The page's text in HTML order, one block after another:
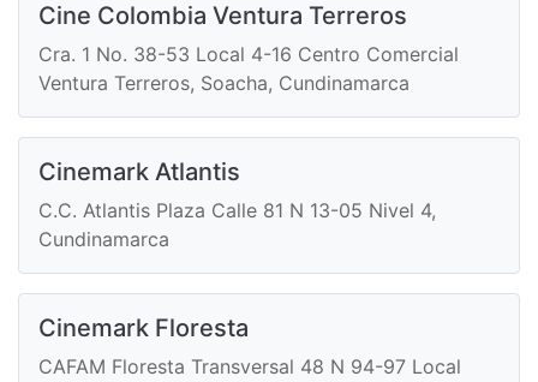
Cine Colombia Ventura Terreros
Cra. 1 No. 38-53 Local 4-16 Centro Comercial
Ventura Terreros, Soacha, Cundinamarca
Cinemark Atlantis
C.C. Atlantis Plaza Calle 81 N 13-05 Nivel 4,
Cundinamarca
Cinemark Floresta
CAFAM Floresta Transversal 48 N 94-97 Local